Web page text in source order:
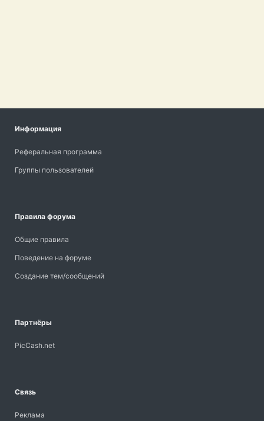
Информация
Реферальная программа
Группы пользователей
Правила форума
Общие правила
Поведение на форуме
Создание тем/сообщений
Партнёры
PicCash.net
Связь
Реклама